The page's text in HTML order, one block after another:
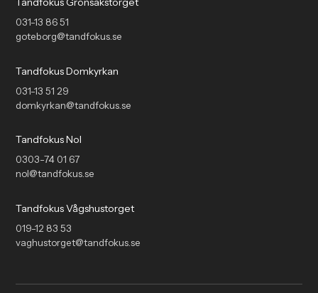
goteborg@tandfokus.se
031-13 86 51
Tandfokus Domkyrkan
domkyrkan@tandfokus.se
031-13 51 29
Tandfokus Nol
nol@tandfokus.se
0303-74 01 67
Tandfokus Vågshustorget
vaghustorget@tandfokus.se
019-12 83 53